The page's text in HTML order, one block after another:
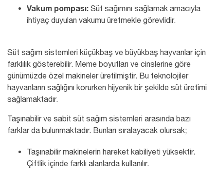
Vakum pompası: Süt sağımını sağlamak amacıyla
ihtiyaç duyulan vakumu üretmekle görevlidir.
Süt sağım sistemleri küçükbaş ve büyükbaş hayvanlar için
farklılık gösterebilir. Meme boyutları ve cinslerine göre
günümüzde özel makineler üretilmiştir. Bu teknolojiler
hayvanların sağlığını korurken hijyenik bir şekilde süt üretimi
sağlamaktadır.
Taşınabilir ve sabit süt sağım sistemleri arasında bazı
farklar da bulunmaktadır. Bunları sıralayacak olursak;
Taşınabilir makinelerin hareket kabiliyeti yüksektir.
Çiftlik içinde farklı alanlarda kullanılır.